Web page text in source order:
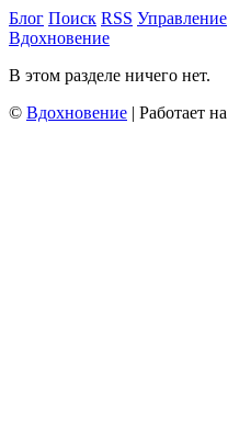
Блог Поиск RSS Управление
Вдохновение
В этом разделе ничего нет.
© Вдохновение | Работает на